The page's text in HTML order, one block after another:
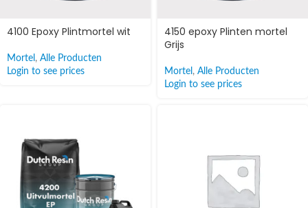
4100 Epoxy Plintmortel wit
Mortel , Alle Producten
Login to see prices
4150 epoxy Plinten mortel
Grijs
Mortel , Alle Producten
Login to see prices